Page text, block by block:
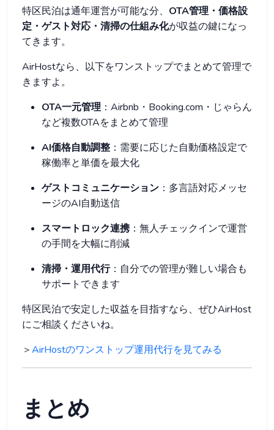
特区民泊は通年運営が可能な分、 OTA管理・価格設
定・ゲスト対応・清掃の仕組み化が収益の鍵になっ
てきます。
AirHostなら、以下をワンストップでまとめて管理で
きますよ。
OTA一元管理：Airbnb・Booking.com・じゃらん
など複数OTAをまとめて管理
AI価格自動調整 ：需要に応じた自動価格設定で
稼働率と単価を最大化
ゲストコミュニケーション ：多言語対応メッセ
ージのAI自動送信
スマートロック連携 ：無人チェックインで運営
の手間を大幅に削減
清掃・運用代行：自分での管理が難しい場合も
サポートできます
特区民泊で安定した収益を目指すなら、ぜひAirHost
にご相談くださいね。
＞AirHostのワンストップ運用代行を見てみる
まとめ